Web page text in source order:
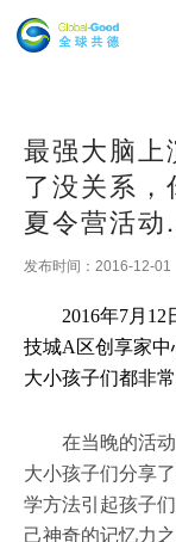
最强大脑
了没关系
夏令营活
发布时间：2016-12-01
2016年7月12
技城A区创享家中
大小孩子们都非
在当晚的活动
大小孩子们分享
学方法引起孩子
己神奇的记忆力